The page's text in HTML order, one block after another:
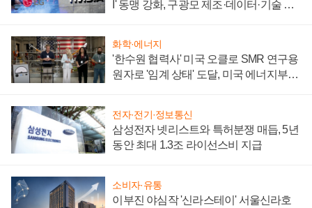
I' 동맹 강화, 구광모 제조·데이터·기술 결
화학·에너지
'한수원 협력사' 미국 오클로 SMR 연구용
원자로 '임계 상태' 도달, 미국 에너지부
전자·전기·정보통신
삼성전자 넷리스트와 특허분쟁 매듭, 5년
동안 최대 1.3조 라이선스비 지급
소비자·유통
이부진 야심작 '신라스테이' 서울신라호